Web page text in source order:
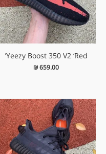
Yeezy Boost 350 V2 ‘Red’
₪659.00